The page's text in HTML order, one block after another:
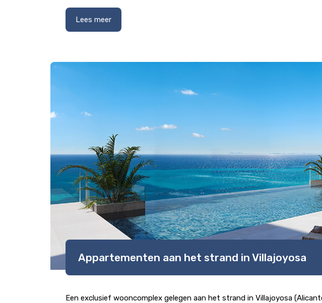
Lees meer
Appartementen aan het strand in Villajoyosa
Een exclusief wooncomplex gelegen aan het strand in Villajoyosa